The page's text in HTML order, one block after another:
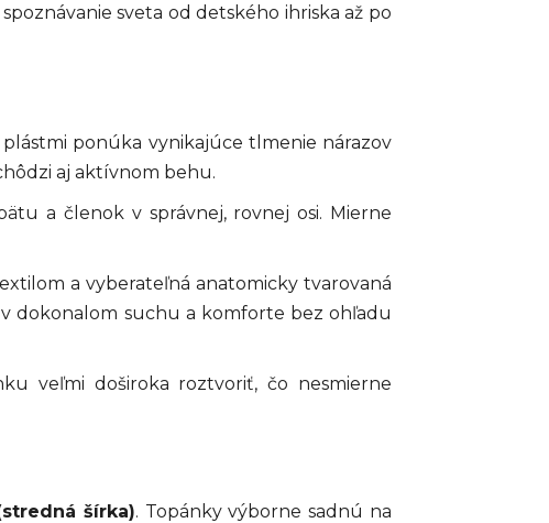
sveta od detského ihriska až po
ponúka vynikajúce tlmenie nárazov
aj aktívnom behu.
a členok v správnej, rovnej osi. Mierne
a vyberateľná anatomicky tvarovaná
dokonalom suchu a komforte bez ohľadu
veľmi doširoka roztvoriť, čo nesmierne
šírka). Topánky výborne sadnú na